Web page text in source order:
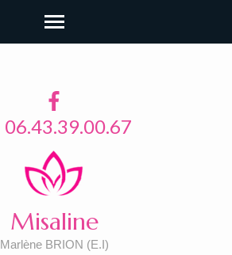
06.43.39.00.67
Misaline
Marlène BRION (E.I)